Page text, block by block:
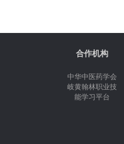
合作机构
中华中医药学会
岐黄翰林职业技
能学习平台